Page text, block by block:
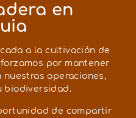
en
a la cultivación de
por mantener
operaciones,
biodiversidad.
de compartir